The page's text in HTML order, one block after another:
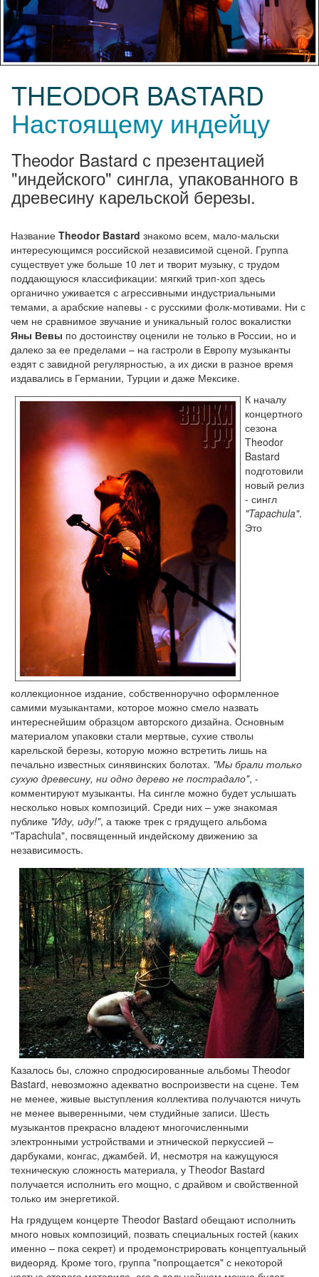
THEODOR BASTARD
Настоящему индейцу
Theodor Bastard с презентацией
"индейского" сингла, упакованного в
древесину карельской березы.
Название Theodor Bastard знакомо всем, мало-мальски
интересующимся российской независимой сценой. Группа
существует уже больше 10 лет и творит музыку, с трудом
поддающуюся классификации: мягкий трип-хоп здесь
органично уживается с агрессивными индустриальными
темами, а арабские напевы - с русскими фолк-мотивами. Ни с
чем не сравнимое звучание и уникальный голос вокалистки
Яны Вевы по достоинству оценили не только в России, но и
далеко за ее пределами – на гастроли в Европу музыканты
ездят с завидной регулярностью, а их диски в разное время
издавались в Германии, Турции и даже Мексике.
К началу
концертного
сезона
Theodor
Bastard
подготовили
новый релиз
- сингл
"Tapachula".
Это
коллекционное издание, собственноручно оформленное
самими музыкантами, которое можно смело назвать
интереснейшим образцом авторского дизайна. Основным
материалом упаковки стали мертвые, сухие стволы
карельской березы, которую можно встретить лишь на
печально известных синявинских болотах. "Мы брали только
сухую древесину, ни одно дерево не пострадало", -
комментируют музыканты. На сингле можно будет услышать
несколько новых композиций. Среди них – уже знакомая
публике "Иду, иду!", а также трек с грядущего альбома
"Tapachula", посвященный индейскому движению за
независимость.
Казалось бы, сложно спродюсированные альбомы Theodor
Bastard, невозможно адекватно воспроизвести на сцене. Тем
не менее, живые выступления коллектива получаются ничуть
не менее выверенными, чем студийные записи. Шесть
музыкантов прекрасно владеют многочисленными
электронными устройствами и этнической перкуссией –
дарбуками, конгас, джамбей. И, несмотря на кажущуюся
техническую сложность материала, у Theodor Bastard
получается исполнить его мощно, с драйвом и свойственной
только им энергетикой.
На грядущем концерте Theodor Bastard обещают исполнить
много новых композиций, позвать специальных гостей (каких
именно – пока секрет) и продемонстрировать концептуальный
видеоряд. Кроме того, группа "попрощается" с некоторой